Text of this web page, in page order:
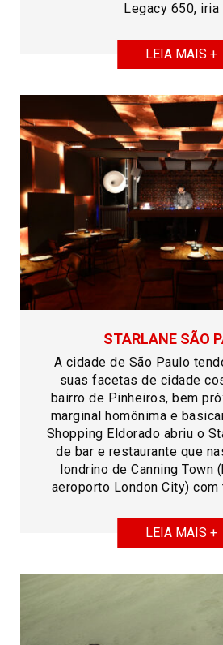
Legacy 650, iria
LEIA MAIS +
STARLANE SÃO
A cidade de São Paulo
suas facetas de cidade
bairro de Pinheiros, bem
marginal homônima e
Shopping Eldorado abriu o
de bar e restaurante que
londrino de Canning Town
aeroporto London City)
LEIA MAIS +